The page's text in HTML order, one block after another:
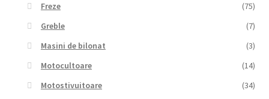
Freze
(75)
Greble
(7)
Masini de bilonat
(3)
Motocultoare
(14)
Motostivuitoare
(34)